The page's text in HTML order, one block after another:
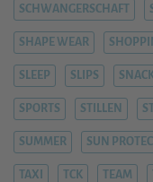
SCHWANGERSCHAFT
SHAPE WEAR
SLEEP SLIPS
SPORTS STILLEN
SUMMER SUN
TAXI TCK TEAM